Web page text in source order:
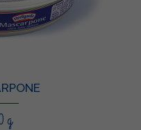
g